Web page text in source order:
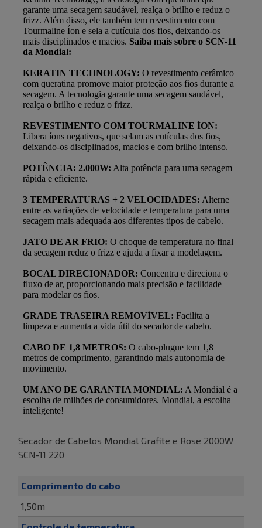
Secador de Cabelos Mondial Grafite e Rose 2000W
SCN-11 220
Comprimento do cabo
1,50m